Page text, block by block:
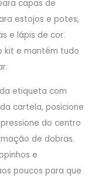
capas de
estojos e potes,
e lápis de cor.
kit e mantém tudo
etiqueta com
cartela, posicione
do centro
de dobras.
e
poucos para que